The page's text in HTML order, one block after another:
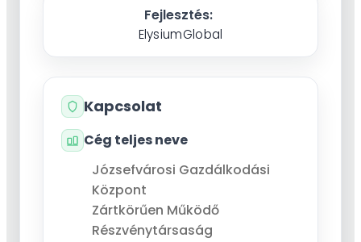
Fejlesztés:
ElysiumGlobal
Kapcsolat
Cég teljes neve
Józsefvárosi Gazdálkodási
Központ
Zártkörűen Működő
Részvénytársaság